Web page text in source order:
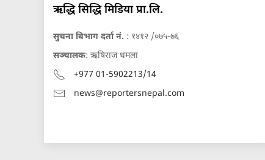
ऋद्धि सिद्धि मिडिया प्रा.लि.
सुचना बिभाग दर्ता नं. : १४१२ /०७५-७६
सञ्चालक: ऋषिराज धमला
+977 01-5902213/14
news@reportersnepal.com